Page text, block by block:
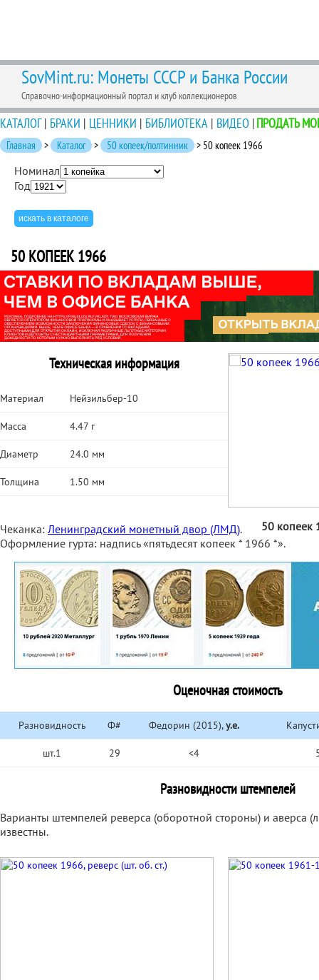
SovMint.ru: Монеты СССР и Банка России
Справочно-информационный портал и клуб коллекционеров
КАТАЛОГ| БРАКИ | ЦЕННИКИ | БИБЛИОТЕКА | ВИДЕО |ПРОДАТЬ
Главная > Каталог > 50 копеек/полтинник > 50 копеек 1966
Номинал
Год
50 КОПЕЕК 1966
Техническая информация
Материал Нейзильбер-10
Масса 4.47 г
Диаметр 24.0 мм
Толщина 1.50 мм
50 копеек
Чеканка: Ленинградский монетный двор (ЛМД).
Оформление гурта: надпись «пятьдесят копеек * 1966 *».
Оценочная стоимость
Разновидность Ф# Федорин (2015),у.е.
шт.1 29 <4
Разновидности штемпелей
Варианты штемпелей реверса (оборотной стороны) и аверса
известны.